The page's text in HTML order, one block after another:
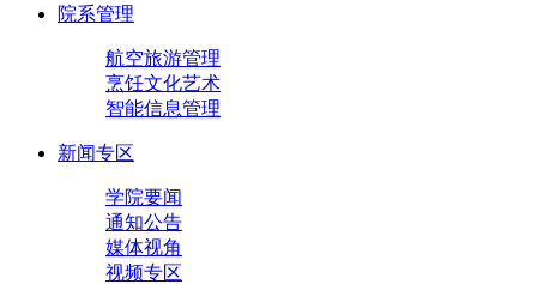
院系管理
航空旅游管理
烹饪文化艺术
智能信息管理
新闻专区
学院要闻
通知公告
媒体视角
视频专区